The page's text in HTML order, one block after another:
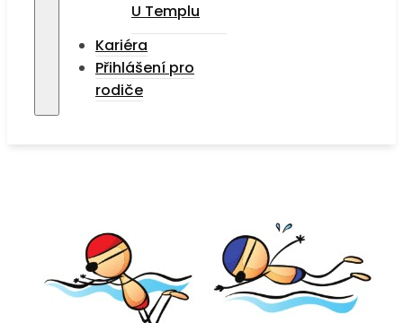
U Templu
Kariéra
Přihlášení pro
rodiče